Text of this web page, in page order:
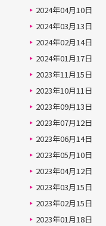
2024年04月10日
2024年03月13日
2024年02月14日
2024年01月17日
2023年11月15日
2023年10月11日
2023年09月13日
2023年07月12日
2023年06月14日
2023年05月10日
2023年04月12日
2023年03月15日
2023年02月15日
2023年01月18日